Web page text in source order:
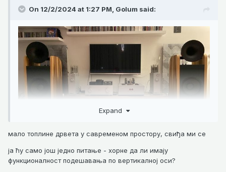
On 12/2/2024 at 1:27 PM, Golum said:
Expand
мало топлине дрвета у савременом простору, свиђа ми се
ја ћу само још једно питање - хорне да ли имају
функционалност подешавања по вертикалној оси?